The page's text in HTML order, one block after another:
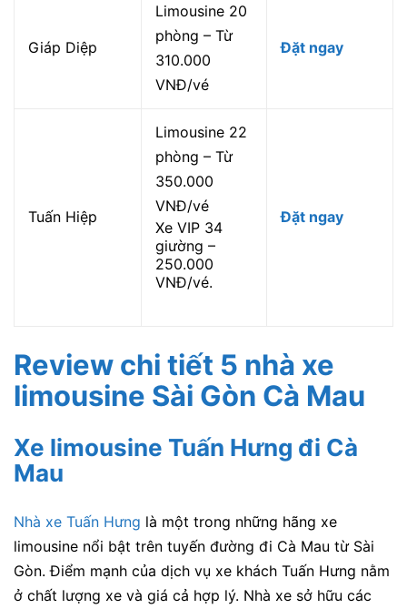
Giáp Diệp
Limousine 20
phòng – Từ
310.000
VNĐ/vé
Đặt ngay
Tuấn Hiệp
Limousine 22
phòng – Từ
350.000
VNĐ/vé
Xe VIP 34
giường –
250.000
VNĐ/vé.
Đặt ngay
Review chi tiết 5 nhà xe
limousine Sài Gòn Cà Mau
Xe limousine Tuấn Hưng đi Cà
Mau
Nhà xe Tuấn Hưng là một trong những hãng xe
limousine nổi bật trên tuyến đường đi Cà Mau từ Sài
Gòn. Điểm mạnh của dịch vụ xe khách Tuấn Hưng nằm
ở chất lượng xe và giá cả hợp lý. Nhà xe sở hữu các